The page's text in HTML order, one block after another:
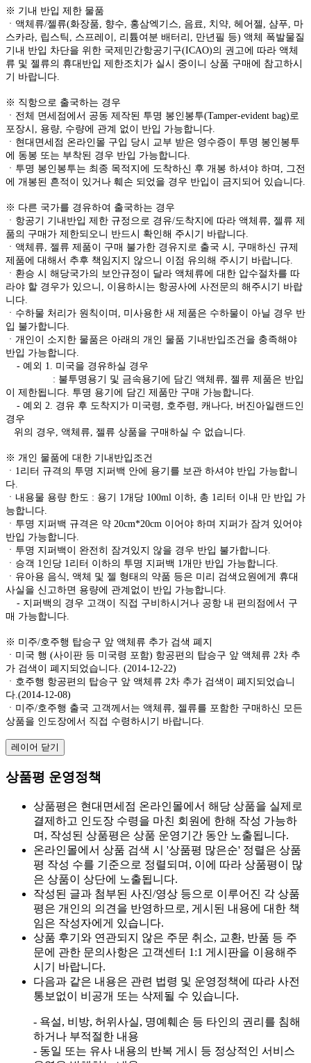
※ 기내 반입 제한 물품
ㆍ액체류/젤류(화장품, 향수, 홍삼엑기스, 음료, 치약, 헤어젤, 샴푸, 마
스카라, 립스틱, 스프레이, 리튬여분 배터리, 만년필 등) 액체 폭발물질
기내 반입 차단을 위한 국제민간항공기구(ICAO)의 권고에 따라 액체
류 및 젤류의 휴대반입 제한조치가 실시 중이니 상품 구매에 참고하시
기 바랍니다.
※ 직항으로 출국하는 경우
ㆍ전체 면세점에서 공동 제작된 투명 봉인봉투(Tamper-evident bag)로
포장시, 용량, 수량에 관계 없이 반입 가능합니다.
ㆍ현대면세점 온라인몰 구입 당시 교부 받은 영수증이 투명 봉인봉투
에 동봉 또는 부착된 경우 반입 가능합니다.
ㆍ투명 봉인봉투는 최종 목적지에 도착하신 후 개봉 하셔야 하며, 그전
에 개봉된 흔적이 있거나 훼손 되었을 경우 반입이 금지되어 있습니다.
※ 다른 국가를 경유하여 출국하는 경우
ㆍ항공기 기내반입 제한 규정으로 경유/도착지에 따라 액체류, 젤류 제
품의 구매가 제한되오니 반드시 확인해 주시기 바랍니다.
ㆍ액체류, 젤류 제품이 구매 불가한 경유지로 출국 시, 구매하신 규제
제품에 대해서 추후 책임지지 않으니 이점 유의해 주시기 바랍니다.
ㆍ환승 시 해당국가의 보안규정이 달라 액체류에 대한 압수절차를 따
라야 할 경우가 있으니, 이용하시는 항공사에 사전문의 해주시기 바랍
니다.
ㆍ수하물 처리가 원칙이며, 미사용한 새 제품은 수하물이 아닐 경우 반
입 불가합니다.
ㆍ개인이 소지한 물품은 아래의 개인 물품 기내반입조건을 충족해야
반입 가능합니다.
- 예외 1. 미국을 경유하실 경우
: 불투명용기 및 금속용기에 담긴 액체류, 젤류 제품은 반입
이 제한됩니다. 투명 용기에 담긴 제품만 구매 가능합니다.
- 예외 2. 경유 후 도착지가 미국령, 호주령, 캐나다, 버진아일랜드인
경우
위의 경우, 액체류, 젤류 상품을 구매하실 수 없습니다.
※ 개인 물품에 대한 기내반입조건
ㆍ1리터 규격의 투명 지퍼백 안에 용기를 보관 하셔야 반입 가능합니
다.
ㆍ내용물 용량 한도 : 용기 1개당 100ml 이하, 총 1리터 이내 만 반입 가
능합니다.
ㆍ투명 지퍼백 규격은 약 20cm*20cm 이어야 하며 지퍼가 잠겨 있어야
반입 가능합니다.
ㆍ투명 지퍼백이 완전히 잠겨있지 않을 경우 반입 불가합니다.
ㆍ승객 1인당 1리터 이하의 투명 지퍼백 1개만 반입 가능합니다.
ㆍ유아용 음식, 액체 및 젤 형태의 약품 등은 미리 검색요원에게 휴대
사실을 신고하면 용량에 관계없이 반입 가능합니다.
- 지퍼백의 경우 고객이 직접 구비하시거나 공항 내 편의점에서 구
매 가능합니다.
※ 미주/호주행 탑승구 앞 액체류 추가 검색 폐지
ㆍ미국 행 (사이판 등 미국령 포함) 항공편의 탑승구 앞 액체류 2차 추
가 검색이 폐지되었습니다. (2014-12-22)
ㆍ호주행 항공편의 탑승구 앞 액체류 2차 추가 검색이 폐지되었습니
다.(2014-12-08)
ㆍ미주/호주행 출국 고객께서는 액체류, 젤류를 포함한 구매하신 모든
상품을 인도장에서 직접 수령하시기 바랍니다.
레이어 닫기
상품평 운영정책
상품평은 현대면세점 온라인몰에서 해당 상품을 실제로
결제하고 인도장 수령을 마친 회원에 한해 작성 가능하
며, 작성된 상품평은 상품 운영기간 동안 노출됩니다.
온라인몰에서 상품 검색 시 '상품평 많은순' 정렬은 상품
평 작성 수를 기준으로 정렬되며, 이에 따라 상품평이 많
은 상품이 상단에 노출됩니다.
작성된 글과 첨부된 사진/영상 등으로 이루어진 각 상품
평은 개인의 의견을 반영하므로, 게시된 내용에 대한 책
임은 작성자에게 있습니다.
상품 후기와 연관되지 않은 주문 취소, 교환, 반품 등 주
문에 관한 문의사항은 고객센터 1:1 게시판을 이용해주
시기 바랍니다.
다음과 같은 내용은 관련 법령 및 운영정책에 따라 사전
통보없이 비공개 또는 삭제될 수 있습니다.
- 욕설, 비방, 허위사실, 명예훼손 등 타인의 권리를 침해
하거나 부적절한 내용
- 동일 또는 유사 내용의 반복 게시 등 정상적인 서비스